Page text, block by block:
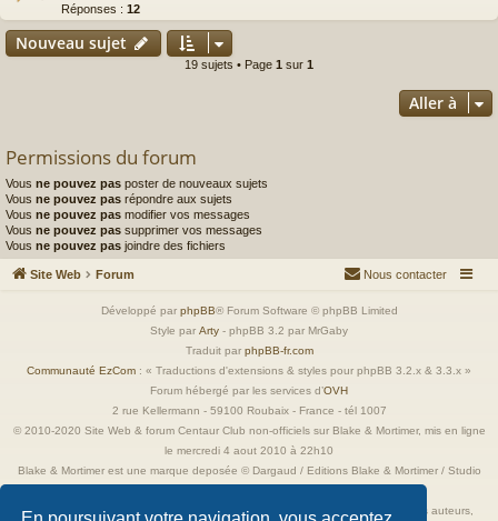
Réponses : 12
Nouveau sujet
19 sujets • Page 1 sur 1
Aller à
Permissions du forum
Vous ne pouvez pas poster de nouveaux sujets
Vous ne pouvez pas répondre aux sujets
Vous ne pouvez pas modifier vos messages
Vous ne pouvez pas supprimer vos messages
Vous ne pouvez pas joindre des fichiers
Site Web Forum Nous contacter
Développé par phpBB® Forum Software © phpBB Limited
Style par Arty - phpBB 3.2 par MrGaby
Traduit par phpBB-fr.com
Communauté EzCom : « Traductions d'extensions & styles pour phpBB 3.2.x & 3.3.x »
Forum hébergé par les services d’OVH
2 rue Kellermann - 59100 Roubaix - France - tél 1007
© 2010-2020 Site Web & forum Centaur Club non-officiels sur Blake & Mortimer, mis en ligne
le mercredi 4 aout 2010 à 22h10
Blake & Mortimer est une marque deposée © Dargaud / Editions Blake & Mortimer / Studio
Toutes les images incluses dans ces pages sont la propriété exclusive de leurs auteurs,